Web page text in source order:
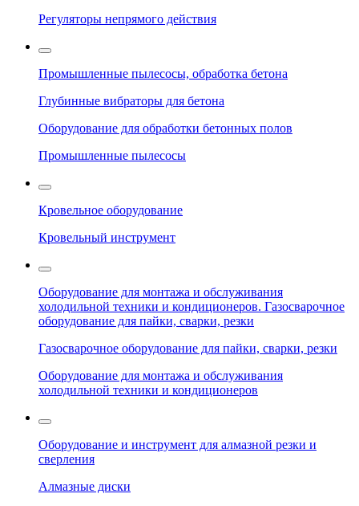
Регуляторы непрямого действия
Промышленные пылесосы, обработка бетона
Глубинные вибраторы для бетона
Оборудование для обработки бетонных полов
Промышленные пылесосы
Кровельное оборудование
Кровельный инструмент
Оборудование для монтажа и обслуживания
холодильной техники и кондиционеров. Газосварочное
оборудование для пайки, сварки, резки
Газосварочное оборудование для пайки, сварки, резки
Оборудование для монтажа и обслуживания
холодильной техники и кондиционеров
Оборудование и инструмент для алмазной резки и
сверления
Алмазные диски